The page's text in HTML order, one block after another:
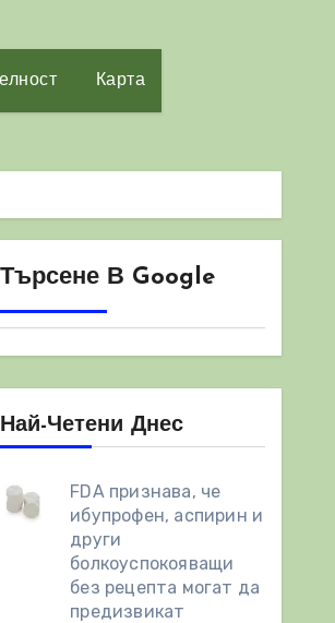
Карта
Търсене В Google
Най-Четени Днес
FDA признава, че
ибупрофен, аспирин и
други
болкоуспокояващи
без рецепта могат да
предизвикат